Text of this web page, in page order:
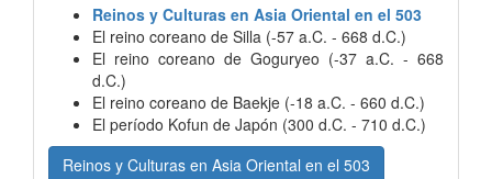
Reinos y Culturas en Asia Oriental en el 503
El reino coreano de Silla (-57 a.C. - 668 d.C.)
El reino coreano de Goguryeo (-37 a.C. - 668
d.C.)
El reino coreano de Baekje (-18 a.C. - 660 d.C.)
El período Kofun de Japón (300 d.C. - 710 d.C.)
Reinos y Culturas en Asia Oriental en el 503